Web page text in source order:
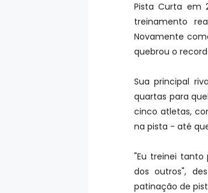
Pista Curta em
treinamento
Novamente
quebrou o
Sua principal
quartas para
cinco atletas,
na pista - até
"Eu treinei tanto
dos outros",
patinação de